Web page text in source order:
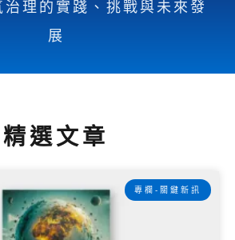
理的實踐、挑戰與未來發
展
精選文章
專欄-關鍵新訊